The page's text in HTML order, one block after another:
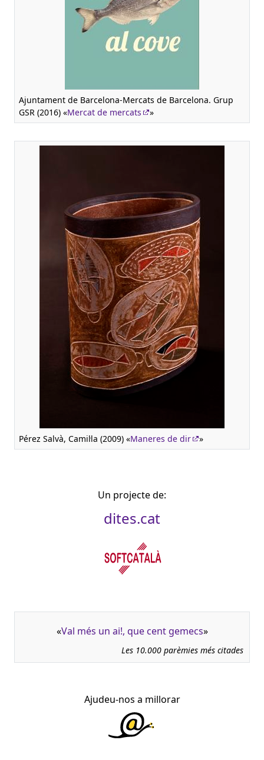
Ajuntament de Barcelona-Mercats de Barcelona. Grup
GSR (2016) «Mercat de mercats »
Pérez Salvà, Camil·la (2009) «Maneres de dir »
Un projecte de:
dites.cat
«Val més un ai!, que cent gemecs»
Les 10.000 parèmies més citades
Ajudeu-nos a millorar